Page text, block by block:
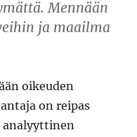
Mennään
ja maailma
oikeuden
on reipas
analyyttinen